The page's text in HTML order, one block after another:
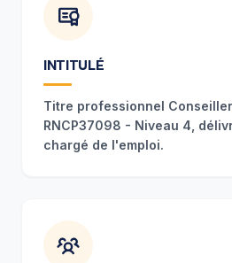
INTITULÉ
Titre professionnel
RNCP37098 - Niveau 4,
chargé de l'emploi.